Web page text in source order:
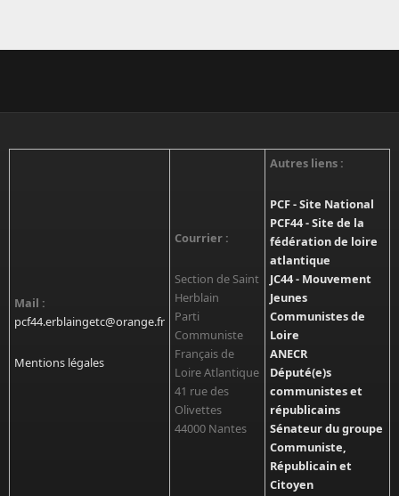
Mail :
pcf44.erblaingetc@orange.fr
Mentions légales
Courrier :
Section de Saint
Herblain
Parti
Communiste
Français de
Loire Atlantique
41 rue des
Olivettes
44000 Nantes
Autres liens :
PCF - Site National
PCF44 - Site de la
fédération de loire
atlantique
JC44 - Mouvement
Jeunes
Communistes de
Loire
ANECR
Député(e)s
communistes et
républicains
Sénateur du groupe
Communiste,
Républicain et
Citoyen